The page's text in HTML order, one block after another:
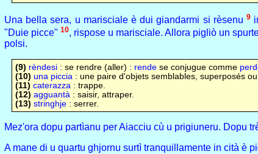
Una bella sera, u marisciale è dui giandarmi si rèsenu 9
"Duie picce"10, rispose u marisciale. Allora pigliò un
polsi.
(9) rèndesi: se rendre (aller) : rendese conjugue comme
(10) una piccia: une paire d'objets semblables, superposés
(11) caterazza : trappe.
(12) agguantà: saisir, attraper.
(13) stringhje: serrer.
Mez'ora dopu partìanu per Aiacciu cù u prigiuneru. Dopu
A mane di u quartu ghjornu surtì tranquillamente in cità è